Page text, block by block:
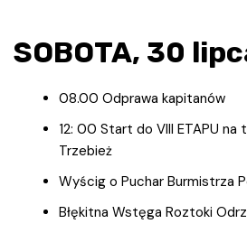
SOBOTA, 30
08.00 Odprawa kapitanów
12: 00 Start do VIII ETAPU
Trzebież
Wyścig o Puchar Burmistrza
Błękitna Wstęga Roztoki